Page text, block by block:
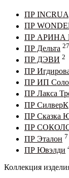
ПР INCRUA
ПР
ПР АРИНА
ПР Дельта 27
ПР ДЭВИ 2
ПР
ПР ИП
ПР Лакса
ПР СилверК
ПР Сказка
ПР
ПР Эталон 7
ПР Ювэлди
Коллекция